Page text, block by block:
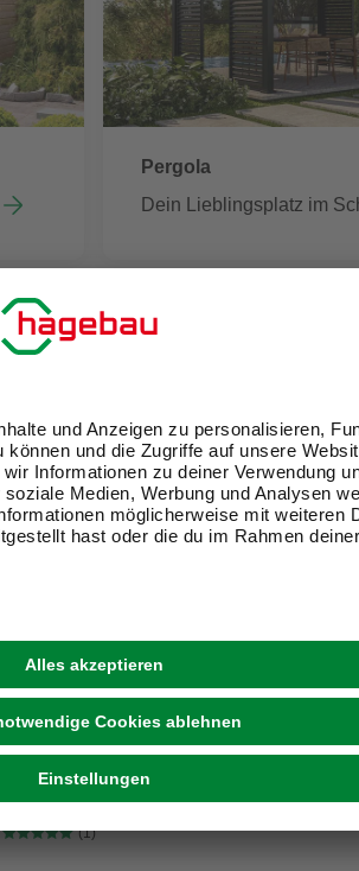
Pergola
Dein Lieblingsplatz im
GRATIS ZUGABE
KÄRCHER
Nass-/Trockensauger WD 3 P V-17/4/20
Kunststoffbehälter
(1)